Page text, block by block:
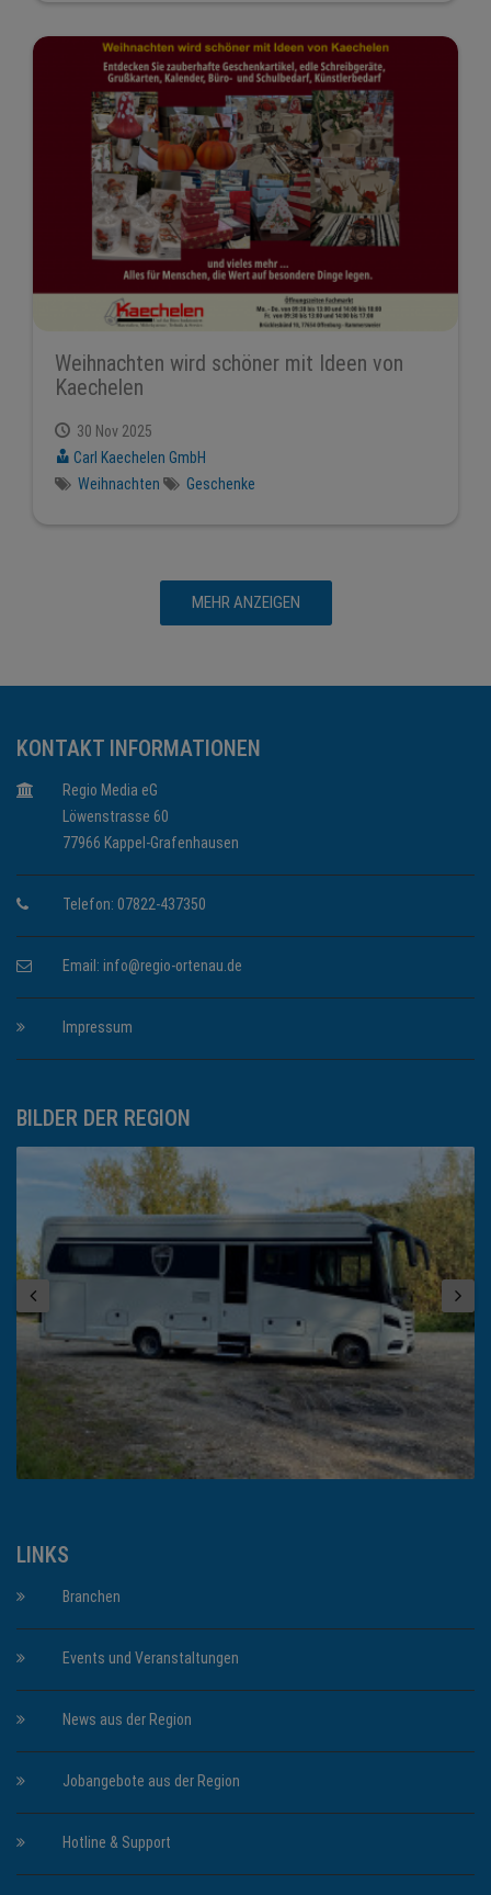
Weihnachten wird schöner mit Ideen von
Kaechelen
30 Nov 2025
Carl Kaechelen GmbH
Weihnachten
Geschenke
MEHR ANZEIGEN
KONTAKT INFORMATIONEN
Regio Media eG
Löwenstrasse 60
77966 Kappel-Grafenhausen
Telefon: 07822-437350
Email: info@regio-ortenau.de
Impressum
BILDER DER REGION
LINKS
Branchen
Events und Veranstaltungen
News aus der Region
Jobangebote aus der Region
Hotline & Support